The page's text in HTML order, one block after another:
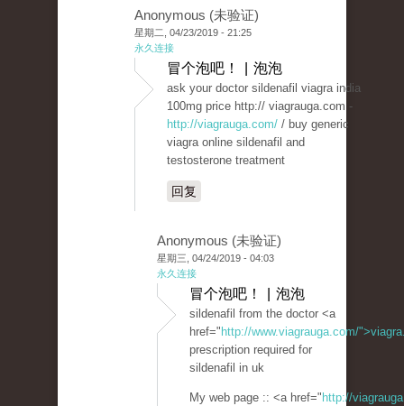
Anonymous (未验证)
星期二, 04/23/2019 - 21:25
永久连接
冒个泡吧！ | 泡泡
ask your doctor sildenafil viagra india
100mg price http:// viagrauga.com -
http://viagrauga.com/ / buy generic
viagra online sildenafil and
testosterone treatment
回复
Anonymous (未验证)
星期三, 04/24/2019 - 04:03
永久连接
冒个泡吧！ | 泡泡
sildenafil from the doctor <a
href=" http://www.viagrauga.com/
prescription required for
sildenafil in uk
My web page :: <a href=" http://